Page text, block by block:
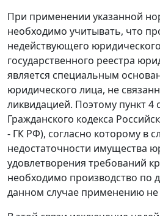
При применении указанной
необходимо учитывать, что
недействующего
государственного реестра
является специальным
юридического лица, не
ликвидацией. Поэтому пункт 4
Гражданского кодекса
- ГК РФ), согласно которому в
недостаточности имущества
удовлетворения требований
необходимо производство по
данном случае применению не